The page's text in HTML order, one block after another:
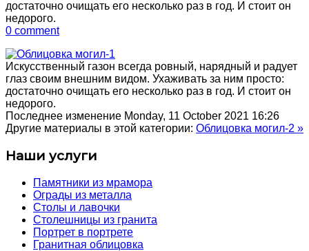
достаточно очищать его несколько раз в год. И стоит он
недорого.
0 comment
Искусственный газон всегда ровный, нарядный и радует
глаз своим внешним видом. Ухаживать за ним просто:
достаточно очищать его несколько раз в год. И стоит он
недорого.
Последнее изменение Monday, 11 October 2021 16:26
Другие материалы в этой категории: Облицовка могил-2 »
Наши услуги
Памятники из мрамора
Ограды из металла
Столы и лавочки
Столешницы из гранита
Портрет в портрете
Гранитная облицовка